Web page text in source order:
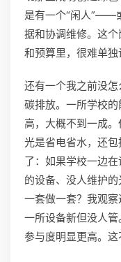
是有一个“闲人”——
据和协调维修。这
和预算里，很难单独
还有一个我之前没
碳排放。一所学校
高，大概不到一成
光是省电省水，还
了：如果学校一边
的设备、没人维护
一套做一套？我观察
一所设备新但没人
参与度明显更高。这